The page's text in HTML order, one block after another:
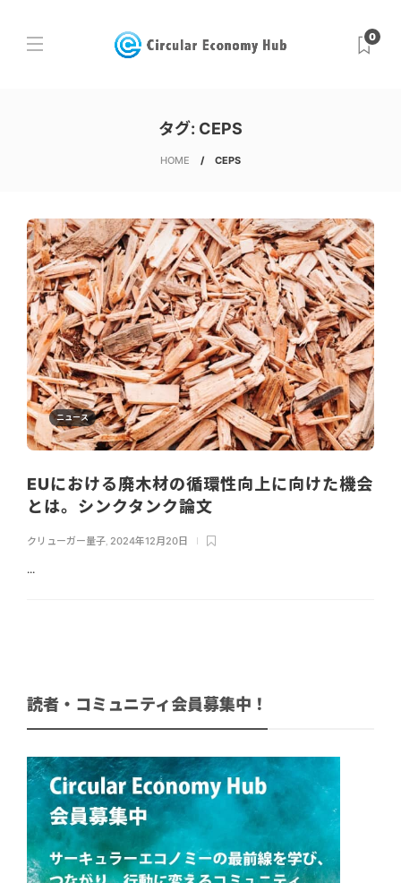
0
タグ: CEPS
HOME CEPS
ニュース
EUにおける廃木材の循環性向上に向けた機会
とは。シンクタンク論文
クリューガー量子 2024年12月20日
...
読者・コミュニティ会員募集中！